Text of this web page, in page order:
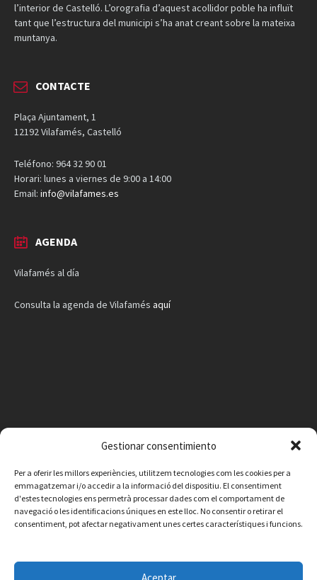
Gestionar consentimiento
Per a oferir les millors experiències, utilitzem tecnologies com les cookies per a
emmagatzemar i/o accedir a la informació del dispositiu. El consentiment
d'estes tecnologies ens permetrà processar dades com el comportament de
navegació o les identificacions úniques en este lloc. No consentir o retirar el
consentiment, pot afectar negativament unes certes característiques i funcions.
Aceptar
l’interior de Castelló. L’orografia d’aquest acollidor poble ha influït
tant que l’estructura del municipi s’ha anat creant sobre la mateixa
muntanya.
CONTACTE
Plaça Ajuntament, 1
12192 Vilafamés, Castelló
Teléfono: 964 32 90 01
Horari: lunes a viernes de 9:00 a 14:00
Email: info@vilafames.es
AGENDA
Vilafamés al día
Consulta la agenda de Vilafamés aquí